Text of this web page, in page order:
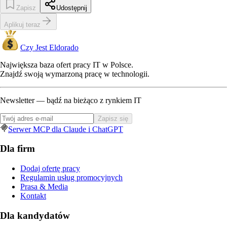
Zapisz Udostępnij
Aplikuj teraz
Czy Jest Eldorado
Największa baza ofert pracy IT w Polsce.
Znajdź swoją wymarzoną pracę w technologii.
Newsletter — bądź na bieżąco z rynkiem IT
Zapisz się
Serwer MCP dla Claude i ChatGPT
Dla firm
Dodaj ofertę pracy
Regulamin usług promocyjnych
Prasa & Media
Kontakt
Dla kandydatów